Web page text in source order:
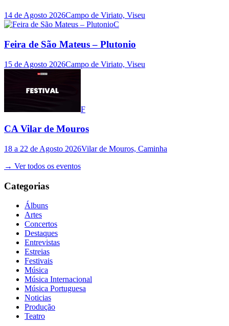
14 de Agosto 2026Campo de Viriato, Viseu
C
Feira de São Mateus – Plutonio
15 de Agosto 2026Campo de Viriato, Viseu
F
CA Vilar de Mouros
18 a 22 de Agosto 2026Vilar de Mouros, Caminha
→ Ver todos os eventos
Categorias
Álbuns
Artes
Concertos
Destaques
Entrevistas
Estreias
Festivais
Música
Música Internacional
Música Portuguesa
Noticias
Produção
Teatro